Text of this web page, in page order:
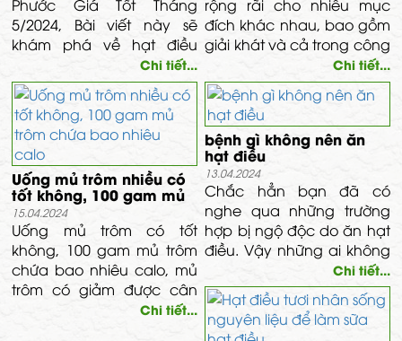
Phước Giá Tốt Tháng
5/2024, Bài viết này sẽ
khám phá về hạt điều
rang muối Bình Phước, từ
nguồn gốc đến quy trình
sản xuất cũng như ý nghĩa
văn hóa và kinh tế của nó
đối với địa phương này.
Chi tiết...
rộng rãi cho nhiều mục
đích khác nhau, bao gồm
giải khát và cả trong công
nghiệp mỹ phẩm, dược
phẩm và kỹ nghệ. Vậy, cụ
thể, mủ trôm có tác dụng
gì? Mủ trôm bảo quản
được trong bao lâu?
Cùng Thảo dược vĩnh tâm
tìm hiểu qua bài viết sau.
Chi tiết...
Uống mủ trôm nhiều có
tốt không, 100 gam mủ
trôm chứa bao nhiêu
calo
15.04.2024
Uống mủ trôm có tốt
không, 100 gam mủ trôm
chứa bao nhiêu calo, mủ
trôm có giảm được cân
như nhiều người vẫn nói
Chi tiết...
bệnh gì không nên ăn
hạt điều
13.04.2024
Chắc hẳn bạn đã có
nghe qua những trường
hợp bị ngộ độc do ăn hạt
điều. Vậy những ai không
nên ăn hạt điều để bảo
vệ tốt sức khoẻ? Cùng
điểm qua các đối tượng
sau:
Chi tiết...